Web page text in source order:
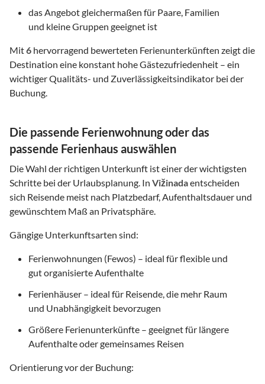
das Angebot gleichermaßen für Paare, Familien
und kleine Gruppen geeignet ist
Mit6 hervorragend bewerteten Ferienunterkünften zeigt die
Destination eine konstant hohe Gästezufriedenheit – ein
wichtiger Qualitäts- und Zuverlässigkeitsindikator bei der
Buchung.
Die passende Ferienwohnung oder das
passende Ferienhaus auswählen
Die Wahl der richtigen Unterkunft ist einer der wichtigsten
Schritte bei der Urlaubsplanung. In Vižinadaentscheiden
sich Reisende meist nach Platzbedarf, Aufenthaltsdauer und
gewünschtem Maß an Privatsphäre.
Gängige Unterkunftsarten sind:
Ferienwohnungen (Fewos) – ideal für flexible und
gut organisierte Aufenthalte
Ferienhäuser – ideal für Reisende, die mehr Raum
und Unabhängigkeit bevorzugen
Größere Ferienunterkünfte – geeignet für längere
Aufenthalte oder gemeinsames Reisen
Orientierung vor der Buchung: